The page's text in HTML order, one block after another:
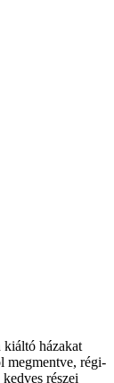
kiáltó házakat
megmentve, régi-
részei